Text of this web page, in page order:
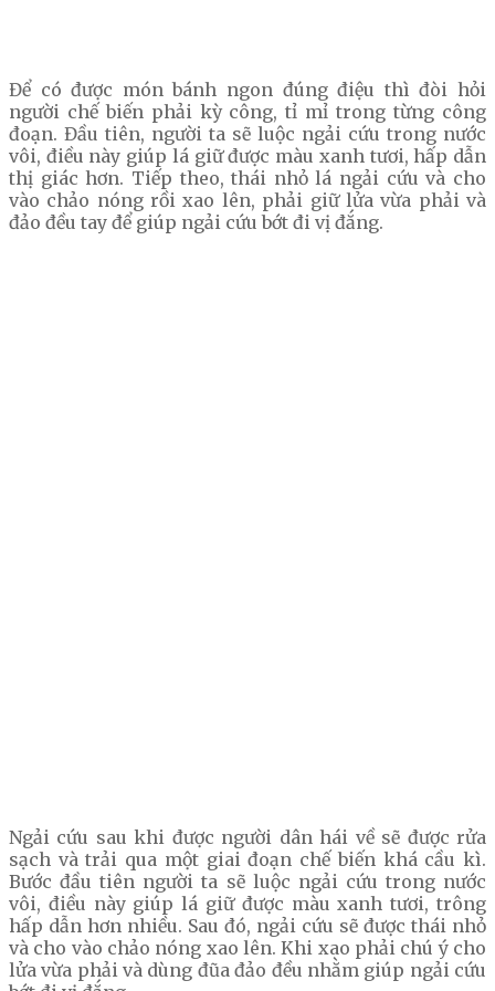
Để có được món bánh ngon đúng điệu thì đòi hỏi
người chế biến phải kỳ công, tỉ mỉ trong từng công
đoạn. Đầu tiên, người ta sẽ luộc ngải cứu trong nước
vôi, điều này giúp lá giữ được màu xanh tươi, hấp dẫn
thị giác hơn. Tiếp theo, thái nhỏ lá ngải cứu và cho
vào chảo nóng rồi xao lên, phải giữ lửa vừa phải và
đảo đều tay để giúp ngải cứu bớt đi vị đắng.
Ngải cứu sau khi được người dân hái về sẽ được rửa
sạch và trải qua một giai đoạn chế biến khá cầu kì.
Bước đầu tiên người ta sẽ luộc ngải cứu trong nước
vôi, điều này giúp lá giữ được màu xanh tươi, trông
hấp dẫn hơn nhiều. Sau đó, ngải cứu sẽ được thái nhỏ
và cho vào chảo nóng xao lên. Khi xao phải chú ý cho
lửa vừa phải và dùng đũa đảo đều nhằm giúp ngải cứu